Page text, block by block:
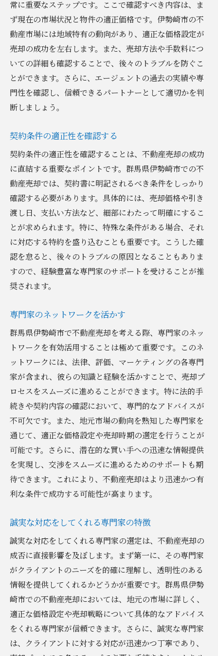
常に重要なステップです。ここで確認すべき内容は、ま
ず現在の市場状況と物件の適正価格です。伊勢崎市の不
動産市場には地域特有の動向があり、適正な価格設定が
売却の成功を左右します。また、売却方法や手数料につ
いての詳細も確認することで、後々のトラブルを防ぐこ
とができます。さらに、エージェントの過去の実績や専
門性を確認し、信頼できるパートナーとして適切かを判
断しましょう。
契約条件の適正性を確認する
契約条件の適正性を確認することは、不動産売却の成功
に直結する重要なポイントです。群馬県伊勢崎市での不
動産売却では、契約書に明記されるべき条件をしっかり
確認する必要があります。具体的には、売却価格や引き
渡し日、支払い方法など、細部にわたって明確にするこ
とが求められます。特に、特殊な条件がある場合、それ
に対応する特約を盛り込むことも重要です。こうした確
認を怠ると、後々のトラブルの原因となることもありま
すので、経験豊富な専門家のサポートを受けることが推
奨されます。
専門家のネットワークを活かす
群馬県伊勢崎市で不動産売却を考える際、専門家のネッ
トワークを有効活用することは極めて重要です。このネ
ットワークには、法律、評価、マーケティングの各専門
家が含まれ、彼らの知識と経験を活かすことで、売却プ
ロセスをスムーズに進めることができます。特に法的手
続きや契約内容の確認において、専門的なアドバイスが
不可欠です。また、地元市場の動向を熟知した専門家を
通じて、適正な価格設定や売却時期の選定を行うことが
可能です。さらに、潜在的な買い手への迅速な情報提供
を実現し、交渉をスムーズに進めるためのサポートも期
待できます。これにより、不動産売却はより迅速かつ有
利な条件で成功する可能性が高まります。
誠実な対応をしてくれる専門家の特徴
誠実な対応をしてくれる専門家の選定は、不動産売却の
成否に直接影響を及ぼします。まず第一に、その専門家
がクライアントのニーズを的確に理解し、透明性のある
情報を提供してくれるかどうかが重要です。群馬県伊勢
崎市での不動産売却においては、地元の市場に詳しく、
適正な価格設定や売却戦略について具体的なアドバイス
をくれる専門家が信頼できます。さらに、誠実な専門家
は、クライアントに対する対応が迅速かつ丁寧であり、